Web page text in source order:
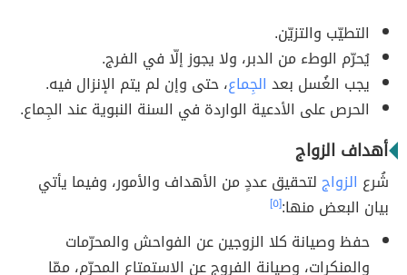
التطيّب والتزيّن.
يُحرّم الوطء من الدبر، ولا يجوز إلّا في الفرج.
يجب الغُسل بعد الجِماع، حتى وإن لم يتم الإنزال فيه.
الحرص على الأدعية الواردة في السنة النبوية عند الجِماع.
أهداف الزواج
شُرع الزواجلتحقيق عددٍ من الأهداف والأمور، وفيما يأتي
بيان البعض منها:[٥]
حفظ وصيانة كلا الزوجين عن الفواحش والمحرّمات
والمنكرات، وصيانة الفروج عن الاستمتاع المحرّم، ممّا